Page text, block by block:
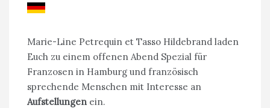
Marie-Line Petrequin et Tasso Hildebrand laden
Euch zu einem offenen Abend Spezial für
Franzosen in Hamburg und französisch
sprechende Menschen mit Interesse an
Aufstellungen ein.